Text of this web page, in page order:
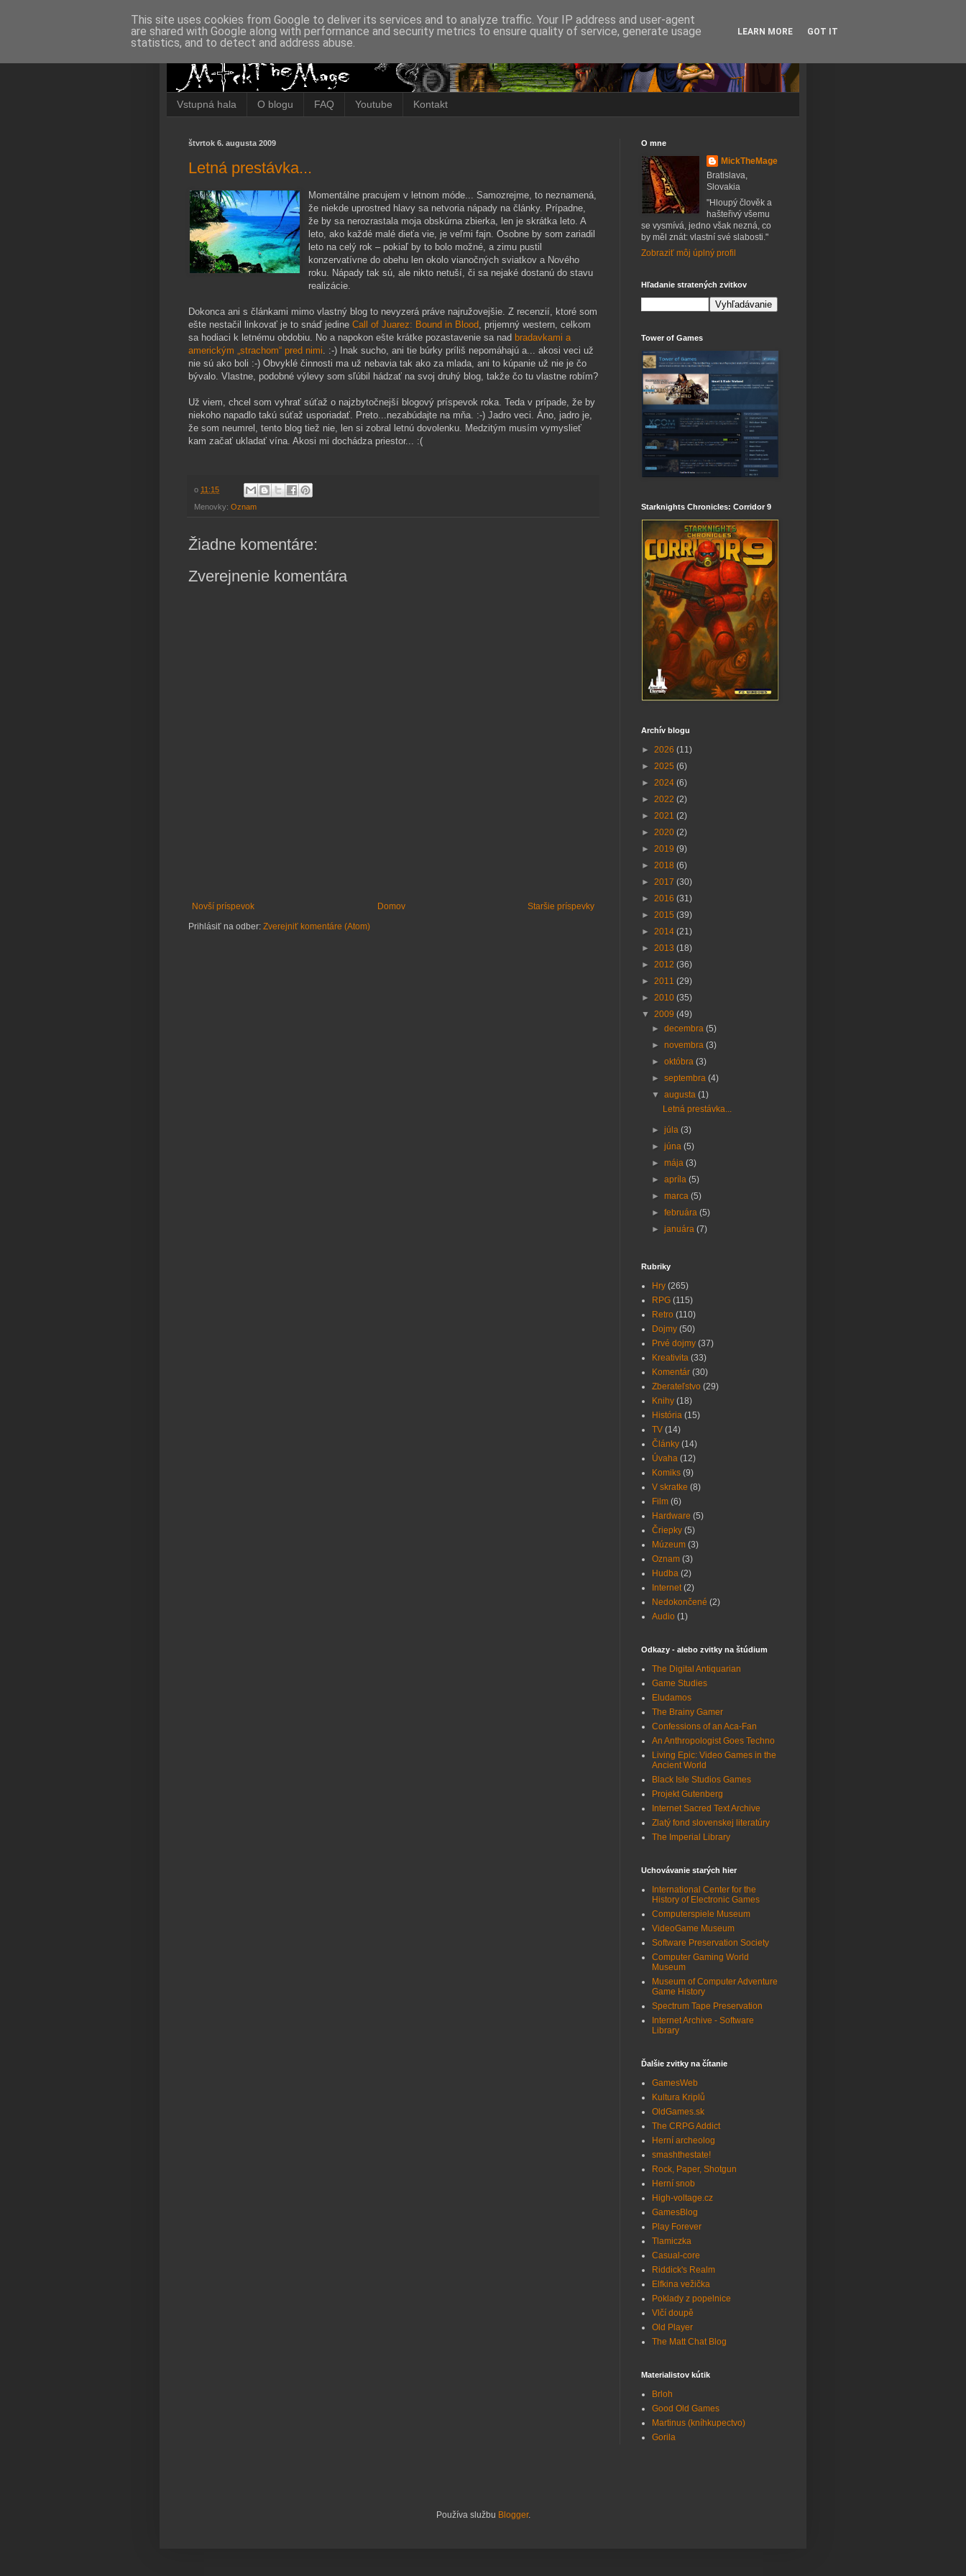
Vstupná hala O blogu FAQ Youtube Kontakt
štvrtok 6. augusta 2009
Letná prestávka...
Momentálne pracujem v letnom móde... Samozrejme, to neznamená,
že niekde uprostred hlavy sa netvoria nápady na články. Prípadne,
že by sa nerozrastala moja obskúrna zbierka, len je skrátka leto. A
leto, ako každé malé dieťa vie, je veľmi fajn. Osobne by som zariadil
leto na celý rok – pokiaľ by to bolo možné, a zimu pustil
konzervatívne do obehu len okolo vianočných sviatkov a Nového
roku. Nápady tak sú, ale nikto netuší, či sa nejaké dostanú do stavu
realizácie.
Dokonca ani s článkami mimo vlastný blog to nevyzerá práve najružovejšie. Z recenzií, ktoré som
ešte nestačil linkovať je to snáď jedine Call of Juarez: Bound in Blood, prijemný western, celkom
sa hodiaci k letnému obdobiu. No a napokon ešte krátke pozastavenie sa nad bradavkami a
americkým „strachom“ pred nimi. :-) Inak sucho, ani tie búrky príliš nepomáhajú a... akosi veci už
nie sú ako boli :-) Obvyklé činnosti ma už nebavia tak ako za mlada, ani to kúpanie už nie je čo
bývalo. Vlastne, podobné výlevy som sľúbil hádzať na svoj druhý blog, takže čo tu vlastne robím?
Už viem, chcel som vyhrať súťaž o najzbytočnejší blogový príspevok roka. Teda v prípade, že by
niekoho napadlo takú súťaž usporiadať. Preto...nezabúdajte na mňa. :-) Jadro veci. Áno, jadro je,
že som neumrel, tento blog tiež nie, len si zobral letnú dovolenku. Medzitým musím vymyslieť
kam začať ukladať vína. Akosi mi dochádza priestor... :(
o 11:15
Menovky: Oznam
Žiadne komentáre:
Zverejnenie komentára
Novší príspevok Staršie príspevky
Domov
Prihlásiť na odber: Zverejniť komentáre (Atom)
O mne
MickTheMage
Bratislava,
Slovakia
"Hloupý člověk a
hašteřivý všemu
se vysmívá, jedno však nezná, co
by měl znát: vlastní své slabosti."
Zobraziť môj úplný profil
Hľadanie stratených zvitkov
Tower of Games
Starknights Chronicles: Corridor 9
Archív blogu
► 2026 (11)
► 2025 (6)
► 2024 (6)
► 2022 (2)
► 2021 (2)
► 2020 (2)
► 2019 (9)
► 2018 (6)
► 2017 (30)
► 2016 (31)
► 2015 (39)
► 2014 (21)
► 2013 (18)
► 2012 (36)
► 2011 (29)
► 2010 (35)
▼ 2009 (49)
►decembra(5)
►novembra(3)
►októbra(3)
►septembra(4)
▼augusta(1)
Letná prestávka...
►júla(3)
►júna(5)
►mája(3)
►apríla(5)
►marca(5)
►februára(5)
►januára(7)
Rubriky
Hry (265)
RPG (115)
Retro (110)
Dojmy (50)
Prvé dojmy (37)
Kreativita (33)
Komentár (30)
Zberateľstvo (29)
Knihy (18)
História (15)
TV (14)
Články (14)
Úvaha (12)
Komiks (9)
V skratke (8)
Film (6)
Hardware (5)
Čriepky (5)
Múzeum (3)
Oznam (3)
Hudba (2)
Internet (2)
Nedokončené (2)
Audio (1)
Odkazy - alebo zvitky na štúdium
The Digital Antiquarian
Game Studies
Eludamos
The Brainy Gamer
Confessions of an Aca-Fan
An Anthropologist Goes Techno
Living Epic: Video Games in the
Ancient World
Black Isle Studios Games
Projekt Gutenberg
Internet Sacred Text Archive
Zlatý fond slovenskej literatúry
The Imperial Library
Uchovávanie starých hier
International Center for the
History of Electronic Games
Computerspiele Museum
VideoGame Museum
Software Preservation Society
Computer Gaming World
Museum
Museum of Computer Adventure
Game History
Spectrum Tape Preservation
Internet Archive - Software
Library
Ďalšie zvitky na čítanie
GamesWeb
Kultura Kriplů
OldGames.sk
The CRPG Addict
Herní archeolog
smashthestate!
Rock, Paper, Shotgun
Herní snob
High-voltage.cz
GamesBlog
Play Forever
Tlamiczka
Casual-core
Riddick's Realm
Elfkina vežička
Poklady z popelnice
Vlčí doupě
Old Player
The Matt Chat Blog
Materialistov kútik
Brloh
Good Old Games
Martinus (kníhkupectvo)
Gorila
Používa službu Blogger.
This site uses cookies from Google to deliver its services and to analyze traffic. Your IP address and user-agent
are shared with Google along with performance and security metrics to ensure quality of service, generate usage
statistics, and to detect and address abuse.
LEARN MORE GOT IT